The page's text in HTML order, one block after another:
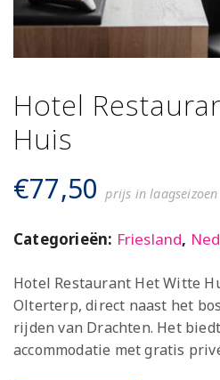
Hotel
Huis
€77,50 prijs in laagseizoen
Categorieën: Friesland,
Hotel Restaurant Het Witte
Olterterp, direct naast het
rijden van Drachten. Het
accommodatie met gratis